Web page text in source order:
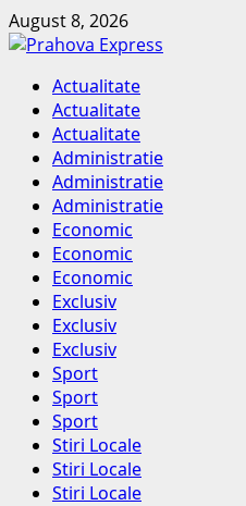
Skip
to
August 8, 2026
Primary
Menu
Actualitate
Actualitate
Actualitate
Administratie
Administratie
Administratie
Economic
Economic
Economic
Exclusiv
Exclusiv
Exclusiv
Sport
Sport
Sport
Stiri Locale
Stiri Locale
Stiri Locale